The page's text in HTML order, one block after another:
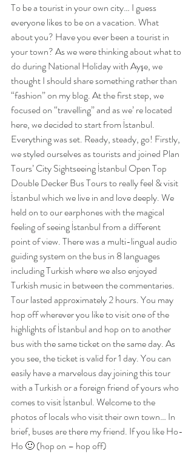
To be a tourist in your own city… I guess
everyone likes to be on a vacation. What
about you? Have you ever been a tourist in
your town? As we were thinking about what to
do during National Holiday with Ayşe, we
thought I should share something rather than
“fashion” on my blog. At the first step, we
focused on “travelling” and as we’ re located
here, we decided to start from İstanbul.
Everything was set. Ready, steady, go! Firstly,
we styled ourselves as tourists and joined Plan
Tours’ City Sightseeing İstanbul Open Top
Double Decker Bus Tours to really feel & visit
İstanbul which we live in and love deeply. We
held on to our earphones with the magical
feeling of seeing İstanbul from a different
point of view. There was a multi-lingual audio
guiding system on the bus in 8 languages
including Turkish where we also enjoyed
Turkish music in between the commentaries.
Tour lasted approximately 2 hours. You may
hop off wherever you like to visit one of the
highlights of İstanbul and hop on to another
bus with the same ticket on the same day. As
you see, the ticket is valid for 1 day. You can
easily have a marvelous day joining this tour
with a Turkish or a foreign friend of yours who
comes to visit İstanbul. Welcome to the
photos of locals who visit their own town… In
brief, buses are there my friend. If you like Ho-
Ho 🙂 (hop on – hop off)